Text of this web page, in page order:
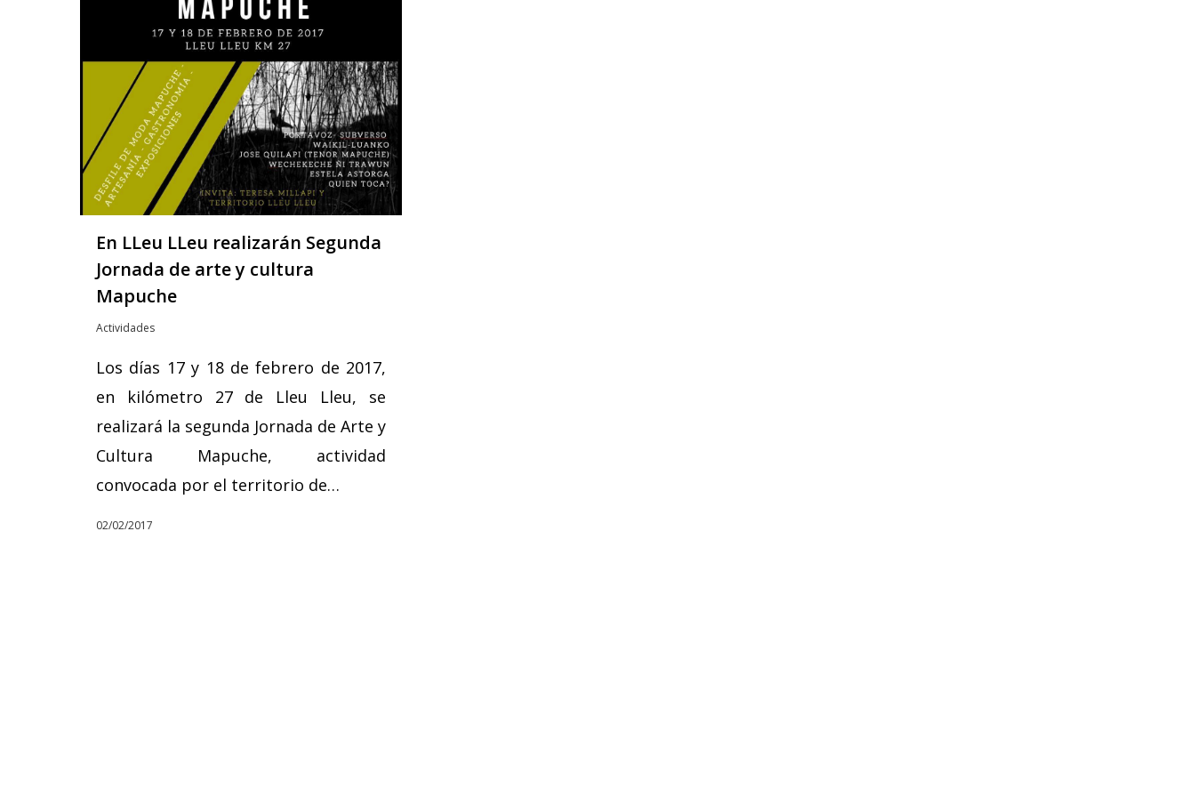
En LLeu LLeu realizarán Segunda
Jornada de arte y cultura
Mapuche
Actividades
Los días 17 y 18 de febrero de 2017,
en kilómetro 27 de Lleu Lleu, se
realizará la segunda Jornada de Arte y
Cultura Mapuche, actividad
convocada por el territorio de…
02/02/2017